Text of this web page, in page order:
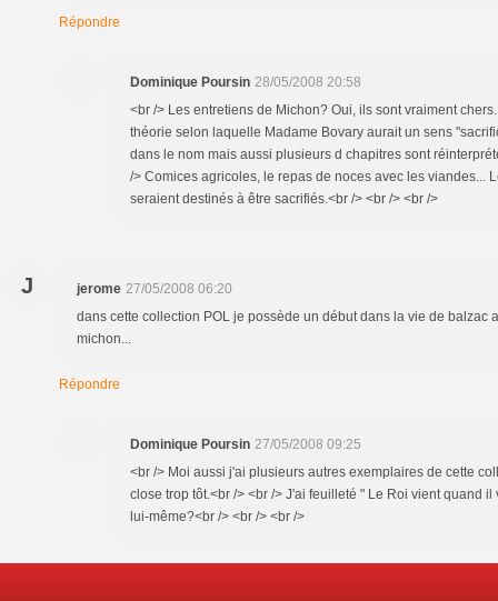
Répondre
Dominique Poursin 28/05/2008 20:58
<br /> Les entretiens de Michon? Oui, ils sont vraiment
théorie selon laquelle Madame Bovary aurait un sens
dans le nom mais aussi plusieurs d chapitres sont
/> Comices agricoles, le repas de noces avec les viandes...
seraient destinés à être sacrifiés.<br /> <br /> <br />
J jerome 27/05/2008 06:20
dans cette collection POL je possède un début dans la vie de balzac
michon...
Répondre
Dominique Poursin 27/05/2008 09:25
<br /> Moi aussi j'ai plusieurs autres exemplaires de cette
close trop tôt.<br /> <br /> J'ai feuilleté " Le Roi vient quand
lui-même?<br /> <br /> <br />